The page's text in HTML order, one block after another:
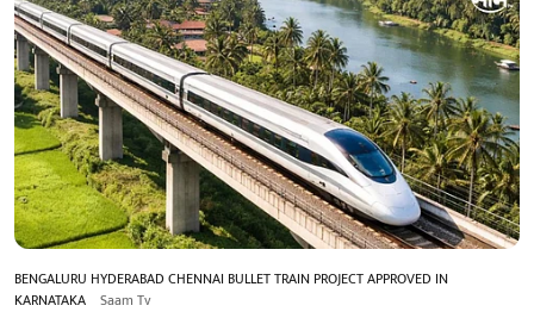
BENGALURU HYDERABAD CHENNAI BULLET TRAIN PROJECT APPROVED IN
KARNATAKA Saam Tv